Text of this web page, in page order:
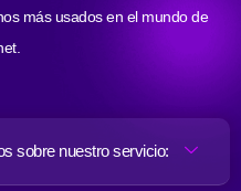
más usados en el mundo de
sobre nuestro servicio: